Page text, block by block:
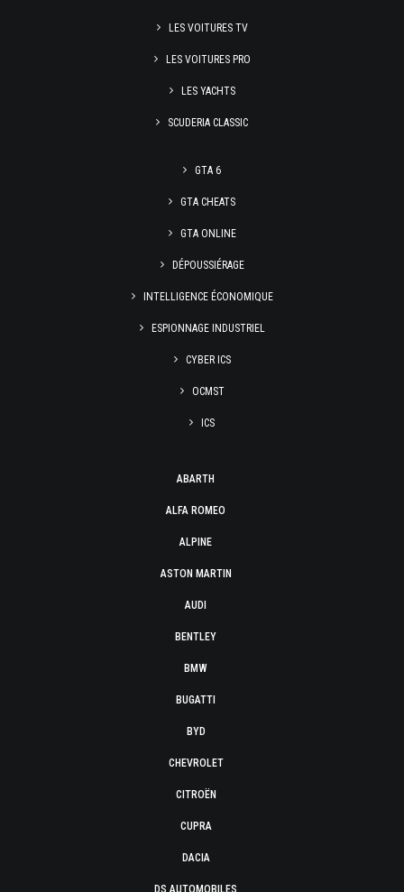
LES VOITURES TV
LES VOITURES PRO
LES YACHTS
SCUDERIA CLASSIC
GTA 6
GTA CHEATS
GTA ONLINE
DÉPOUSSIÉRAGE
INTELLIGENCE ÉCONOMIQUE
ESPIONNAGE INDUSTRIEL
CYBER ICS
OCMST
ICS
ABARTH
ALFA ROMEO
ALPINE
ASTON MARTIN
AUDI
BENTLEY
BMW
BUGATTI
BYD
CHEVROLET
CITROËN
CUPRA
DACIA
DS AUTOMOBILES